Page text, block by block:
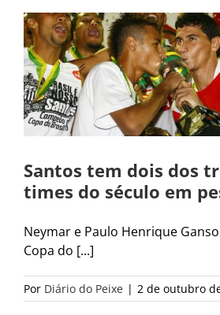
Santos tem dois dos
times do século em
Neymar e Paulo Henrique
Copa do [...]
Por Diário do Peixe | 2 de outubro